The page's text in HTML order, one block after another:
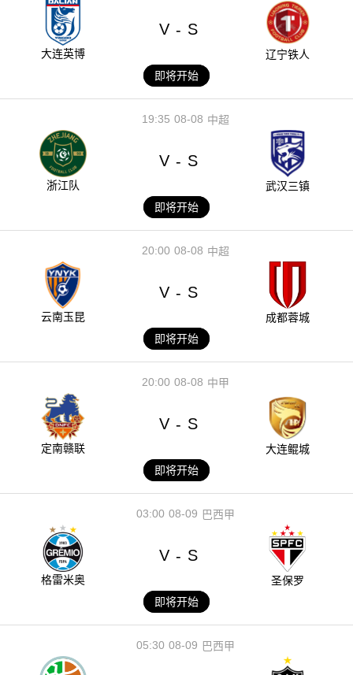
大连英博
V - S
辽宁铁人
即将开始
08-08
19:35 中超
浙江队
V - S
武汉三镇
即将开始
08-08
20:00 中超
云南玉昆
V - S
成都蓉城
即将开始
08-08
20:00 中甲
定南赣联
V - S
大连鲲城
即将开始
08-09
03:00 巴西甲
格雷米奥
V - S
圣保罗
即将开始
08-09
05:30 巴西甲